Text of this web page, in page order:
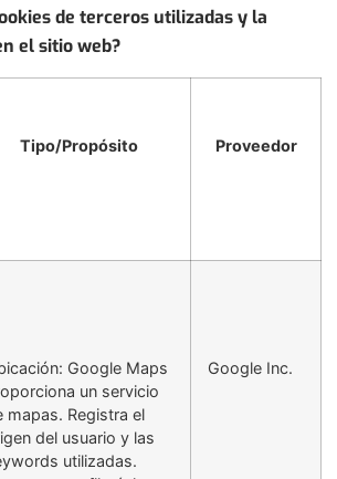
de terceros utilizadas y la
el sitio web?
Tipo/Propósito Proveedor
Google Maps
un servicio
mapas. Registra el
del usuario y las
utilizadas.
Google Inc.